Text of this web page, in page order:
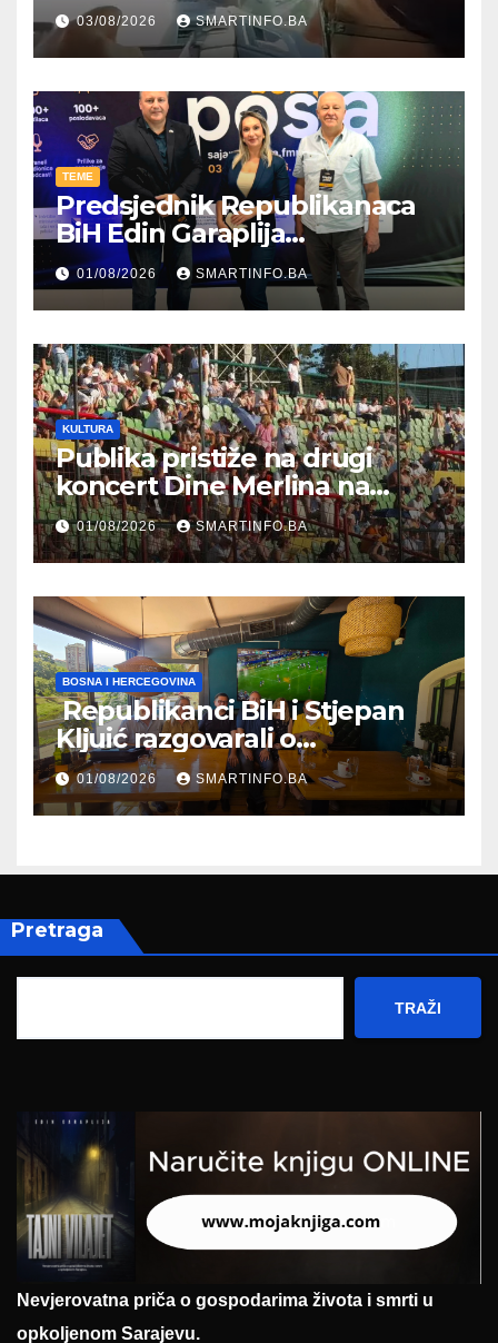
kroz parodiju poslali poruku
03/08/2026 SMARTINFO.BA
TEME
Predsjednik Republikanaca
BiH Edin Garaplija
prisustvovao prezentaciji
Federalnog sajma
zapošljavanja
01/08/2026 SMARTINFO.BA
KULTURA
Publika pristiže na drugi
koncert Dine Merlina na
Koševu
01/08/2026 SMARTINFO.BA
BOSNA I HERCEGOVINA
Republikanci BiH i Stjepan
Kljuić razgovarali o
evropskom putu Bosne i
Hercegovine
01/08/2026 SMARTINFO.BA
Pretraga
TRAŽI
Nevjerovatna priča o gospodarima života i smrti u
opkoljenom Sarajevu.